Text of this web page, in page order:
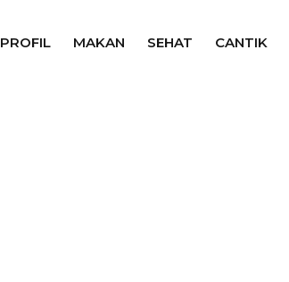
PROFIL MAKAN SEHAT CANTIK